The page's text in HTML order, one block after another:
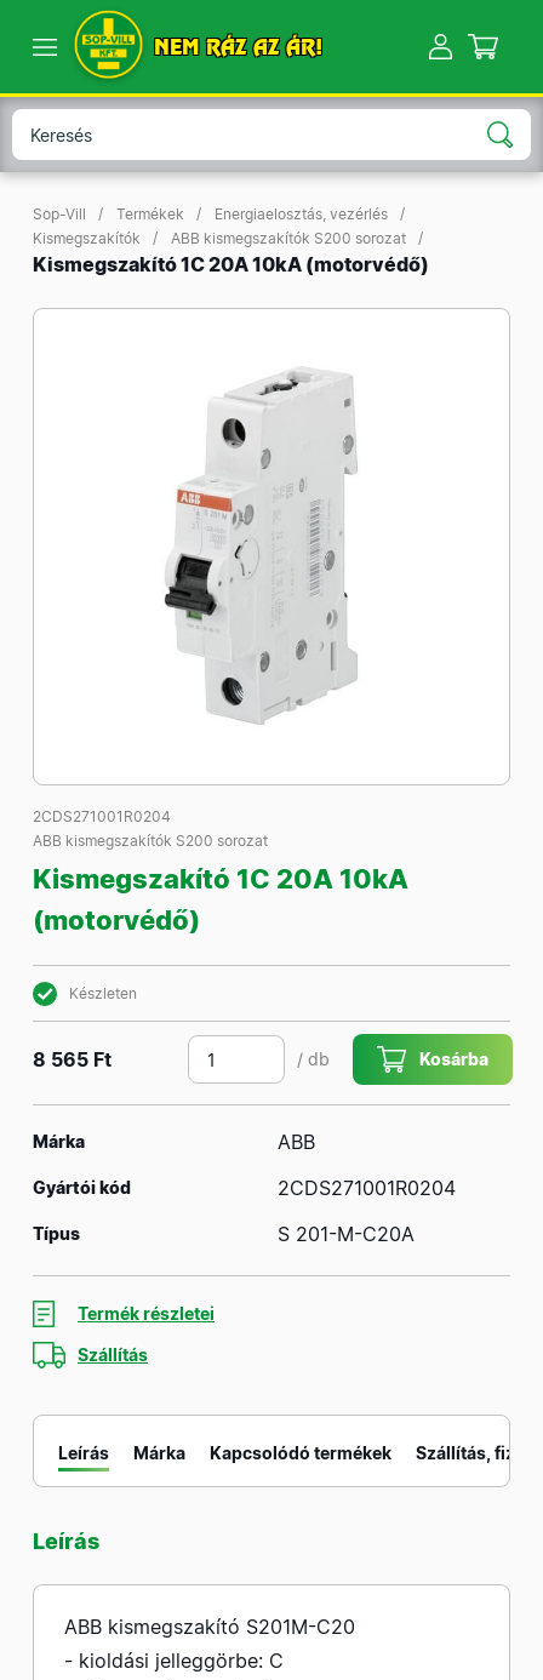
NEM RÁZ AZ ÁR!
Sop-Vill Termékek
Energiaelosztás, vezérlés
Kismegszakítók
ABB kismegszakítók S200 sorozat
Kismegszakító 1C 20A 10kA (motorvédő)
2CDS271001R0204
ABB kismegszakítók S200 sorozat
Kismegszakító 1C 20A 10kA
(motorvédő)
Készleten
8 565 Ft / db Kosárba
Márka ABB
Gyártói kód 2CDS271001R0204
Típus S 201-M-C20A
Termék részletei
Szállítás
Leírás Márka Kapcsolódó termékek Szállítás,
Leírás
ABB kismegszakító S201M-C20
- kioldási jelleggörbe: C